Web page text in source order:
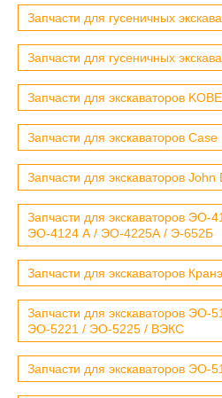
Запчасти для гусеничных
Запчасти для гусеничных
Запчасти для экскаваторов
Запчасти для экскаваторов Case
Запчасти для экскаваторов John
Запчасти для экскаваторов ЭО-
ЭО-4124 А / ЭО-4225А / Э-652Б
Запчасти для экскаваторов
Запчасти для экскаваторов ЭО-
ЭО-5221 / ЭО-5225 / ВЭКС
Запчасти для экскаваторов ЭО-